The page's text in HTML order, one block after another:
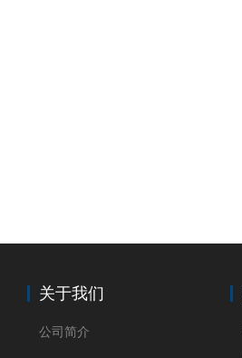
关于我们
公司简介